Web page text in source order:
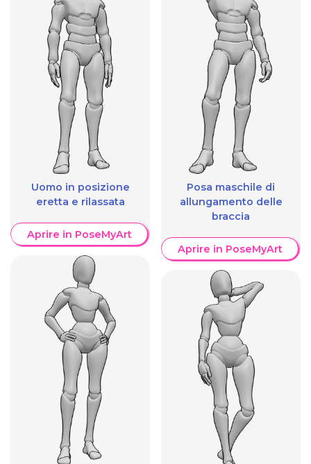
Uomo in posizione
eretta e rilassata
Aprire in PoseMyArt
Posa maschile di
allungamento delle
braccia
Aprire in PoseMyArt